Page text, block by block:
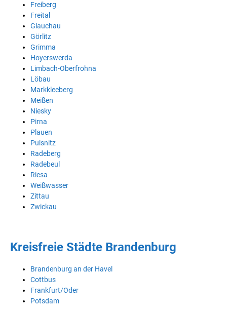
Freiberg
Freital
Glauchau
Görlitz
Grimma
Hoyerswerda
Limbach-Oberfrohna
Löbau
Markkleeberg
Meißen
Niesky
Pirna
Plauen
Pulsnitz
Radeberg
Radebeul
Riesa
Weißwasser
Zittau
Zwickau
Kreisfreie Städte Brandenburg
Brandenburg an der Havel
Cottbus
Frankfurt/Oder
Potsdam